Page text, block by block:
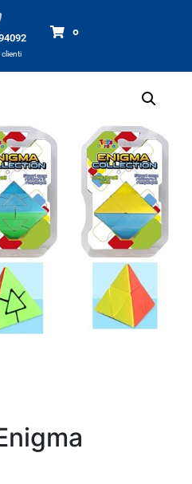
clienti
0
Enigma collection